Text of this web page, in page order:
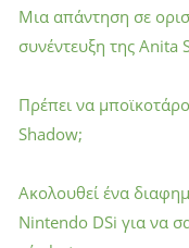
Μια απάντηση σε
συνέντευξη της Anita
Πρέπει να
Shadow;
Ακολουθεί ένα
Nintendo DSi για να